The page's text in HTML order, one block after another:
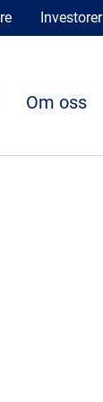
Investorer
Om oss